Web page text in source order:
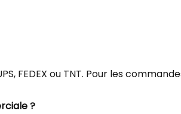
FEDEX ou TNT. Pour les
?